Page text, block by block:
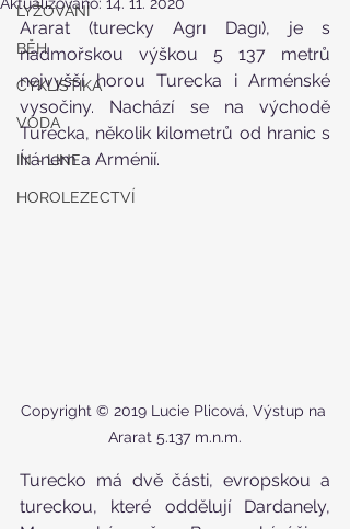
LYŽOVÁNÍ
BĚH
CYKLISTIKA
VODA
IN - LINE
HOROLEZECTVÍ
Ararat (turecky Agrı Dagı), je s
nadmořskou výškou 5 137 metrů
nejvyšší horou Turecka i Arménské
vysočiny. Nachází se na východě
Turecka, několik kilometrů od hranic s
Íránem a Arménií.
Copyright © 2019 Lucie Plicová, Výstup na
Ararat 5.137 m.n.m.
Turecko má dvě části, evropskou a
tureckou, které oddělují Dardanely,